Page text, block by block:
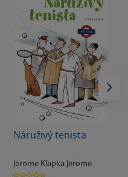
Náruživý tenista
Jerome Klapka Jerome
0.0